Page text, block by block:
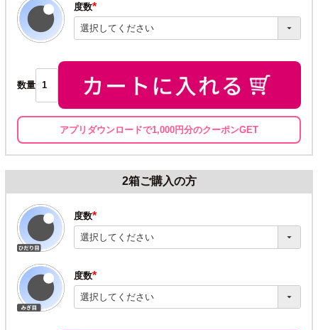
度数
(必
須)
数量
アプリダウンロードで1,000円分のクーポンGET
2箱ご購入の方
度数
(必
須)
度数
(必
須)